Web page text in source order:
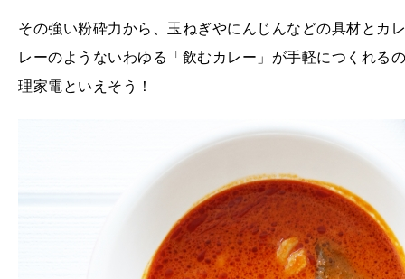
その強い粉砕力から、玉ねぎやにんじんなどの具材とカ
レーのようないわゆる「飲むカレー」が手軽につくれる
理家電といえそう！